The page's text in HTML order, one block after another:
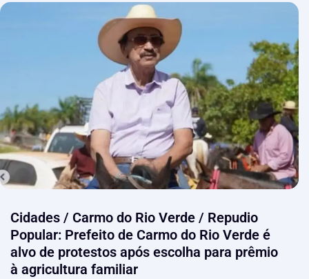
Cidades / Carmo do Rio Verde / Repudio
Popular: Prefeito de Carmo do Rio Verde é
alvo de protestos após escolha para prêmio
à agricultura familiar